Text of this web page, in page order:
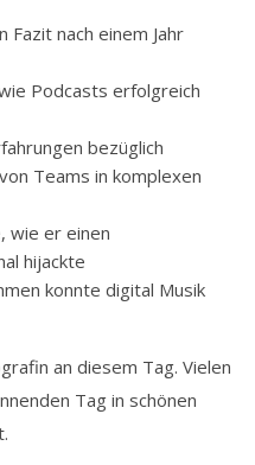
Fazit nach einem Jahr
Podcasts erfolgreich
bezüglich
Teams in komplexen
wie er einen
hijackte
konnte digital Musik
an diesem Tag. Vielen
Tag in schönen